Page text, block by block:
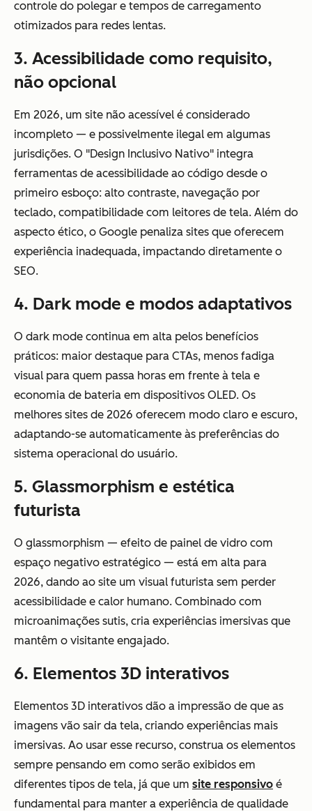
controle do polegar e tempos de carregamento
otimizados para redes lentas.
3. Acessibilidade como requisito,
não opcional
Em 2026, um site não acessível é considerado
incompleto — e possivelmente ilegal em algumas
jurisdições. O "Design Inclusivo Nativo" integra
ferramentas de acessibilidade ao código desde o
primeiro esboço: alto contraste, navegação por
teclado, compatibilidade com leitores de tela. Além do
aspecto ético, o Google penaliza sites que oferecem
experiência inadequada, impactando diretamente o
SEO.
4. Dark mode e modos adaptativos
O dark mode continua em alta pelos benefícios
práticos: maior destaque para CTAs, menos fadiga
visual para quem passa horas em frente à tela e
economia de bateria em dispositivos OLED. Os
melhores sites de 2026 oferecem modo claro e escuro,
adaptando-se automaticamente às preferências do
sistema operacional do usuário.
5. Glassmorphism e estética
futurista
O glassmorphism — efeito de painel de vidro com
espaço negativo estratégico — está em alta para
2026, dando ao site um visual futurista sem perder
acessibilidade e calor humano. Combinado com
microanimações sutis, cria experiências imersivas que
mantêm o visitante engajado.
6. Elementos 3D interativos
Elementos 3D interativos dão a impressão de que as
imagens vão sair da tela, criando experiências mais
imersivas. Ao usar esse recurso, construa os elementos
sempre pensando em como serão exibidos em
diferentes tipos de tela, já que um site responsivo é
fundamental para manter a experiência de qualidade